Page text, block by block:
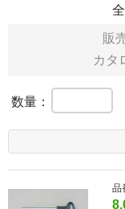
販
カタ
数量：
品